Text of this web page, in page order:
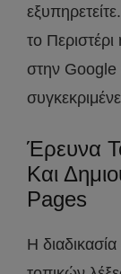
το
στην Google
Έρευνα
Και
Pages
Η